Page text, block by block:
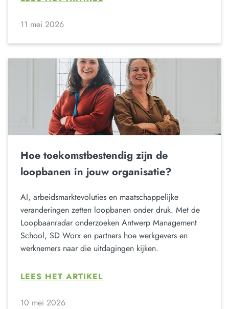
11 mei 2026
Hoe toekomstbestendig zijn de
loopbanen in jouw organisatie?
AI, arbeidsmarktevoluties en maatschappelijke
veranderingen zetten loopbanen onder druk. Met de
Loopbaanradar onderzoeken Antwerp Management
School, SD Worx en partners hoe werkgevers en
werknemers naar die uitdagingen kijken.
LEES HET ARTIKEL
10 mei 2026